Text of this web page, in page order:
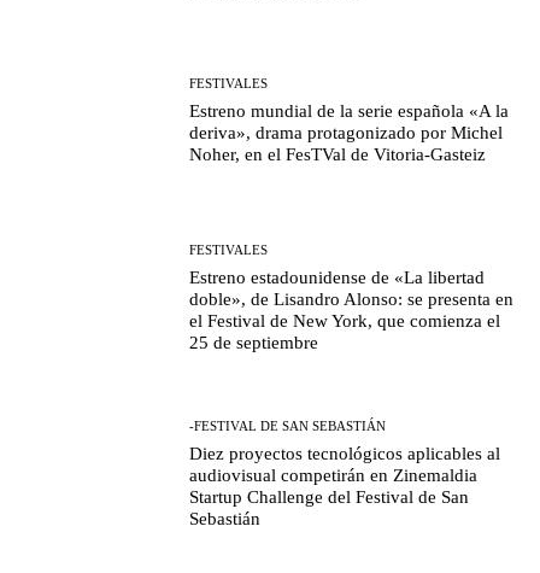
FESTIVALES
Estreno mundial de la serie española «A la
deriva», drama protagonizado por Michel
Noher, en el FesTVal de Vitoria-Gasteiz
FESTIVALES
Estreno estadounidense de «La libertad
doble», de Lisandro Alonso: se presenta en
el Festival de New York, que comienza el
25 de septiembre
-FESTIVAL DE SAN SEBASTIÁN
Diez proyectos tecnológicos aplicables al
audiovisual competirán en Zinemaldia
Startup Challenge del Festival de San
Sebastián